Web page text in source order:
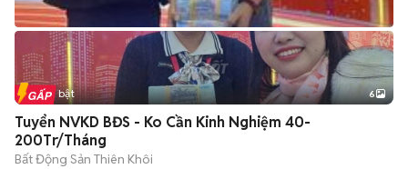
+2
Tin nổi bật 6
Tuyển NVKD BĐS - Ko Cần Kinh Nghiệm 40-
200Tr/Tháng
Bất Động Sản Thiên Khôi